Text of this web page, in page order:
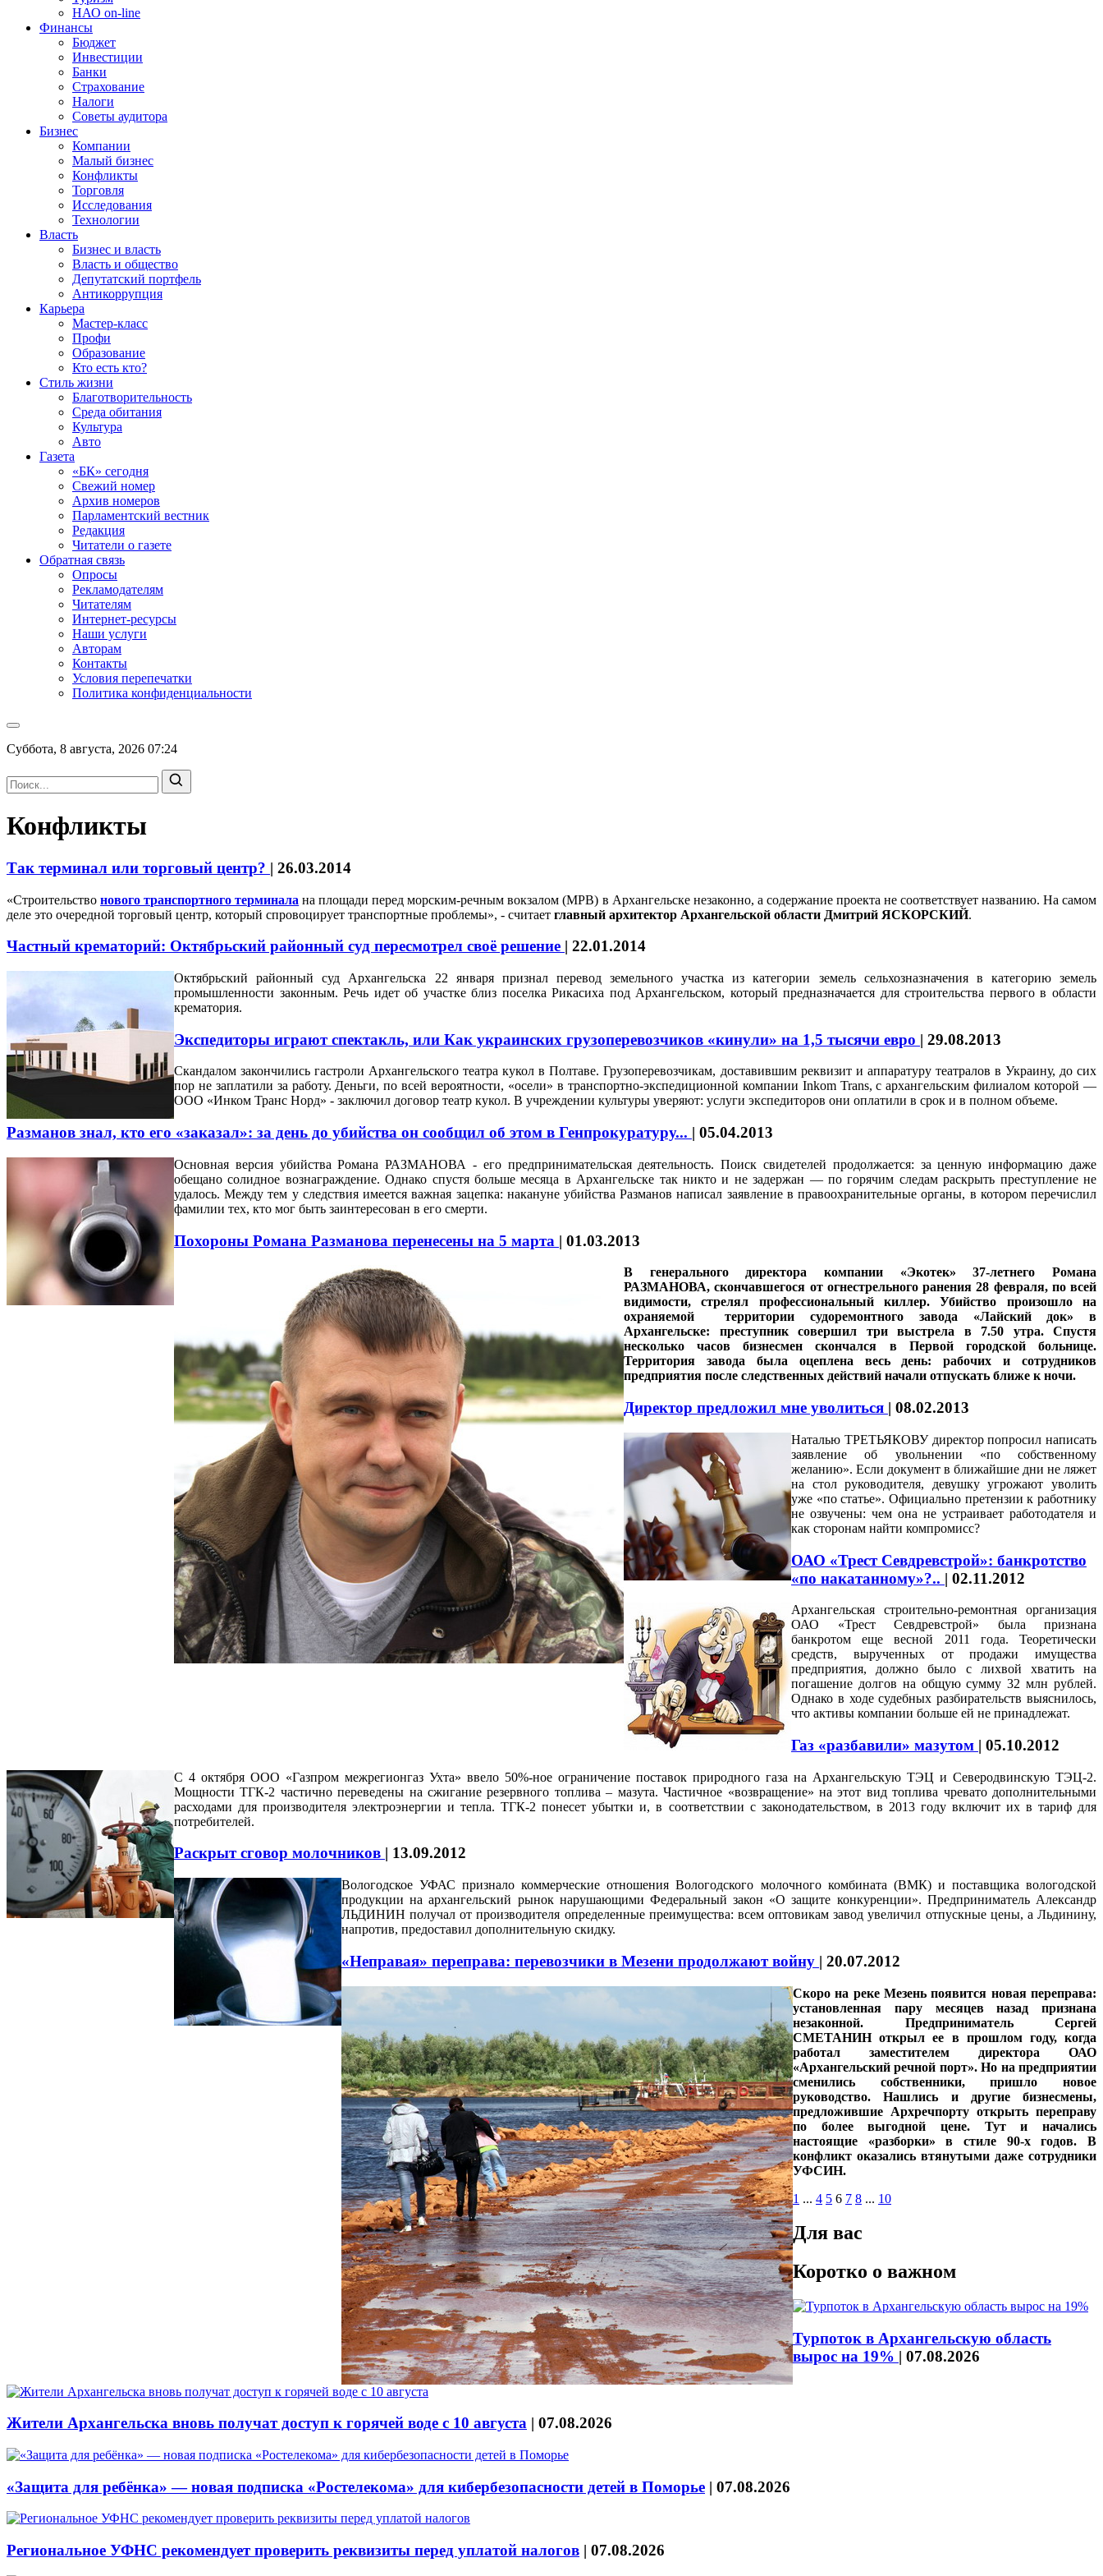
НАО on-line
Финансы
Бюджет
Инвестиции
Банки
Страхование
Налоги
Советы аудитора
Бизнес
Компании
Малый бизнес
Конфликты
Торговля
Исследования
Технологии
Власть
Бизнес и власть
Власть и общество
Депутатский портфель
Антикоррупция
Карьера
Мастер-класс
Профи
Образование
Кто есть кто?
Стиль жизни
Благотворительность
Среда обитания
Культура
Авто
Газета
«БК» сегодня
Свежий номер
Архив номеров
Парламентский вестник
Редакция
Читатели о газете
Обратная связь
Опросы
Рекламодателям
Читателям
Интернет-ресурсы
Наши услуги
Авторам
Контакты
Условия перепечатки
Политика конфиденциальности
Суббота, 8 августа, 2026 07:24
Конфликты
Так терминал или торговый центр? | 26.03.2014
«Строительствонового транспортного терминала на площади перед морским-речным вокзалом (МРВ) в Архангельске незаконно, а содержание проекта не соответствует названию. На самом
деле это очередной торговый центр, который спровоцирует транспортные проблемы», - считает главный архитектор Архангельской области Дмитрий ЯСКОРСКИЙ.
Частный крематорий: Октябрьский районный суд пересмотрел своё решение | 22.01.2014
Октябрьский районный суд Архангельска 22 января признал перевод земельного участка из категории земель сельхозназначения в категорию земель
промышленности законным. Речь идет об участке близ поселка Рикасиха под Архангельском, который предназначается для строительства первого в области
крематория.
Экспедиторы играют спектакль, или Как украинских грузоперевозчиков «кинули» на 1,5 тысячи евро | 29.08.2013
Скандалом закончились гастроли Архангельского театра кукол в Полтаве. Грузоперевозчикам, доставившим реквизит и аппаратуру театралов в Украину, до сих
пор не заплатили за работу. Деньги, по всей вероятности, «осели» в транспортно-экспедиционной компании Inkom Trans, с архангельским филиалом которой —
ООО «Инком Транс Норд» - заключил договор театр кукол. В учреждении культуры уверяют: услуги экспедиторов они оплатили в срок и в полном объеме.
Разманов знал, кто его «заказал»: за день до убийства он сообщил об этом в Генпрокуратуру... | 05.04.2013
Основная версия убийства Романа РАЗМАНОВА - его предпринимательская деятельность. Поиск свидетелей продолжается: за ценную информацию даже
обещано солидное вознаграждение. Однако спустя больше месяца в Архангельске так никто и не задержан — по горячим следам раскрыть преступление не
удалось. Между тем у следствия имеется важная зацепка: накануне убийства Разманов написал заявление в правоохранительные органы, в котором перечислил
фамилии тех, кто мог быть заинтересован в его смерти.
Похороны Романа Разманова перенесены на 5 марта | 01.03.2013
В генерального директора компании «Экотек» 37-летнего Романа
РАЗМАНОВА, скончавшегося от огнестрельного ранения 28 февраля, по всей
видимости, стрелял профессиональный киллер. Убийство произошло на
охраняемой территории судоремонтного завода «Лайский док» в
Архангельске: преступник совершил три выстрела в 7.50 утра. Спустя
несколько часов бизнесмен скончался в Первой городской больнице.
Территория завода была оцеплена весь день: рабочих и сотрудников
предприятия после следственных действий начали отпускать ближе к ночи.
Директор предложил мне уволиться | 08.02.2013
Наталью ТРЕТЬЯКОВУ директор попросил написать
заявление об увольнении «по собственному
желанию». Если документ в ближайшие дни не ляжет
на стол руководителя, девушку угрожают уволить
уже «по статье». Официально претензии к работнику
не озвучены: чем она не устраивает работодателя и
как сторонам найти компромисс?
ОАО «Трест Севдревстрой»: банкротство
«по накатанному»?.. | 02.11.2012
Архангельская строительно-ремонтная организация
ОАО «Трест Севдревстрой» была признана
банкротом еще весной 2011 года. Теоретически
средств, вырученных от продажи имущества
предприятия, должно было с лихвой хватить на
погашение долгов на общую сумму 32 млн рублей.
Однако в ходе судебных разбирательств выяснилось,
что активы компании больше ей не принадлежат.
Газ «разбавили» мазутом | 05.10.2012
С 4 октября ООО «Газпром межрегионгаз Ухта» ввело 50%-ное ограничение поставок природного газа на Архангельскую ТЭЦ и Северодвинскую ТЭЦ-2.
Мощности ТГК-2 частично переведены на сжигание резервного топлива – мазута. Частичное «возвращение» на этот вид топлива чревато дополнительными
расходами для производителя электроэнергии и тепла. ТГК-2 понесет убытки и, в соответствии с законодательством, в 2013 году включит их в тариф для
потребителей.
Раскрыт сговор молочников | 13.09.2012
Вологодское УФАС признало коммерческие отношения Вологодского молочного комбината (ВМК) и поставщика вологодской
продукции на архангельский рынок нарушающими Федеральный закон «О защите конкуренции». Предприниматель Александр
ЛЬДИНИН получал от производителя определенные преимущества: всем оптовикам завод увеличил отпускные цены, а Льдинину,
напротив, предоставил дополнительную скидку.
«Неправая» переправа: перевозчики в Мезени продолжают войну | 20.07.2012
Скоро на реке Мезень появится новая переправа:
установленная пару месяцев назад признана
незаконной. Предприниматель Сергей
СМЕТАНИН открыл ее в прошлом году, когда
работал заместителем директора ОАО
«Архангельский речной порт». Но на предприятии
сменились собственники, пришло новое
руководство. Нашлись и другие бизнесмены,
предложившие Архречпорту открыть переправу
по более выгодной цене. Тут и начались
настоящие «разборки» в стиле 90-х годов. В
конфликт оказались втянутыми даже сотрудники
УФСИН.
1 ... 4 5 6 7 8 ... 10
Для вас
Коротко о важном
Турпоток в Архангельскую область
вырос на 19% | 07.08.2026
Жители Архангельска вновь получат доступ к горячей воде с 10 августа | 07.08.2026
«Защита для ребёнка» — новая подписка «Ростелекома» для кибербезопасности детей в Поморье | 07.08.2026
Региональное УФНС рекомендует проверить реквизиты перед уплатой налогов | 07.08.2026